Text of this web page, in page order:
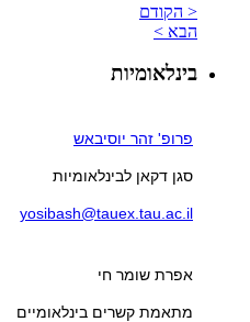
< הקודם
הבא >
בינלאומיות
פרופ' זהר יוסיבאש
סגן דקאן לבינלאומיות
yosibash@tauex.tau.ac.il
אפרת שומר חי
מתאמת קשרים בינלאומיים